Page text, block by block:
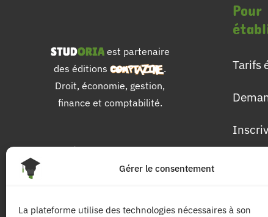
Gérer le consentement
La plateforme utilise des technologies nécessaires à son
est partenaire
des éditions
.
Droit, économie, gestion,
finance et comptabilité.
Pour
Tarifs